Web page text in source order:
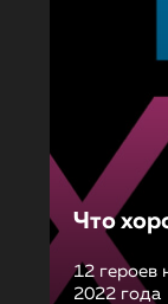
Что
12 героев
2022 года